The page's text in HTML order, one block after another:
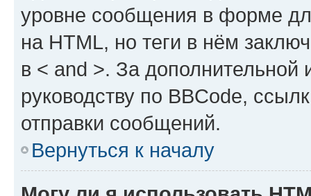
уровне сообщения в форме
на HTML, но теги в нём
в < and >. За
руководству по BBCode,
отправки сообщений.
Вернуться к началу